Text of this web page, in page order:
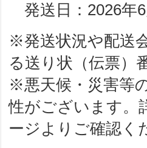
発送日：2026年
※発送状況や配送
る送り状（伝票）
※悪天候・災害等
性がございます。
ージよりご確認く